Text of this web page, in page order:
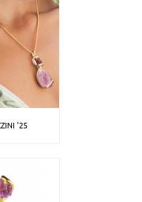
настоящих
индивидуальности
своем ателье в городе
вместе с командой
ателье Andrea Marazzini
в
столетий; с музеем
в Барселоне, подписавших
с компанией Swarovski
премиальные
'25